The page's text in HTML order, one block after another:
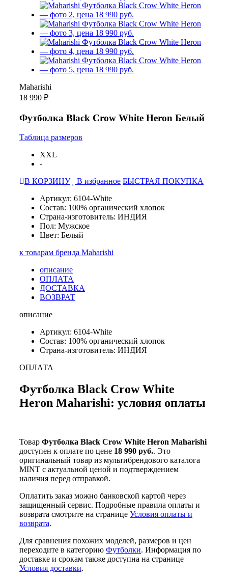
Maharishi
18 990 ₽
Футболка Black Crow White Heron Белый
Таблица размеров
XXL
-
В КОРЗИНУ
В избранное БЫСТРАЯ ПОКУПКА
Артикул: 6104-White
Состав: 100% органический хлопок
Страна-изготовитель: ИНДИЯ
Пол: Мужское
Цвет: Белый
к товарам бренда Maharishi
описание
ОПЛАТА
ДОСТАВКА
ВОЗВРАТ
описание
Артикул: 6104-White
Состав: 100% органический хлопок
Страна-изготовитель: ИНДИЯ
ОПЛАТА
Футболка Black Crow White
Heron Maharishi: условия оплаты
Товар Футболка Black Crow White Heron Maharishi
доступен к оплате по цене 18 990 руб.. Это
оригинальный товар из мультибрендового каталога
MINT с актуальной ценой и подтверждением
наличия перед отправкой.
Оплатить заказ можно банковской картой через
защищенный сервис. Подробные правила оплаты и
возврата смотрите на странице Условия оплаты и
возврата.
Для сравнения похожих моделей, размеров и цен
переходите в категорию Футболки. Информация по
доставке и срокам также доступна на странице
Условия доставки.